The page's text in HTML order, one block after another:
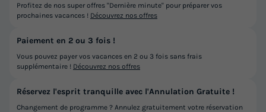
Profitez de nos super offres "Dernière minute" pour préparer vos
prochaines vacances ! Découvrez nos offres
Paiement en 2 ou 3 fois !
Vous pouvez payer vos vacances en 2 ou 3 fois sans frais
supplémentaire ! Découvrez nos offres
Réservez l'esprit tranquille avec l'Annulation Gratuite !
Changement de programme ? Annulez gratuitement votre réservation